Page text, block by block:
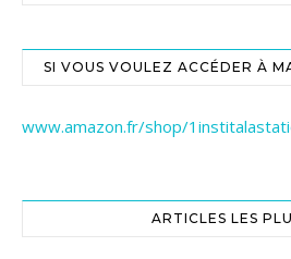
SI VOUS VOULEZ ACCÉDER À
www.amazon.fr/shop/
ARTICLES LES